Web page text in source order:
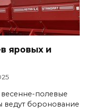
яровых и
полевые
ведут боронование